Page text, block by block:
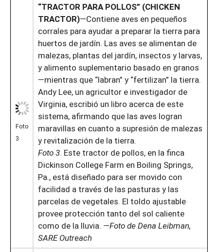
Foto
3
“TRACTOR PARA POLLOS” (CHICKEN
TRACTOR)—Contiene aves en pequeños
corrales para ayudar a preparar la tierra para
huertos de jardín. Las aves se alimentan de
malezas, plantas del jardín, insectos y larvas,
y alimento suplementario basado en granos
—mientras que “labran” y “fertilizan” la tierra.
Andy Lee, un agricultor e investigador de
Virginia, escribió un libro acerca de este
sistema, afirmando que las aves logran
maravillas en cuanto a supresión de malezas
y revitalización de la tierra.
Foto 3. Este tractor de pollos, en la finca
Dickinson College Farm en Boiling Springs,
Pa., está diseñado para ser movido con
facilidad a través de las pasturas y las
parcelas de vegetales. El toldo ajustable
provee protección tanto del sol caliente
como de la lluvia. —Foto de Dena Leibman,
SARE Outreach